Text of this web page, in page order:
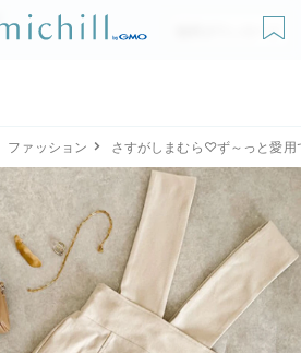
無料ダウンロード
ファッション さすがしまむら♡ず～っと愛用